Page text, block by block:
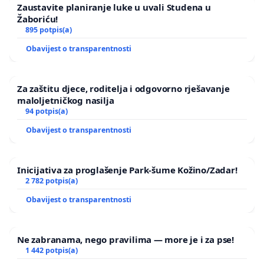
Zaustavite planiranje luke u uvali Studena u
Žaboriću!
895 potpis(a)
Obavijest o transparentnosti
Za zaštitu djece, roditelja i odgovorno rješavanje
maloljetničkog nasilja
94 potpis(a)
Obavijest o transparentnosti
Inicijativa za proglašenje Park-šume Kožino/Zadar!
2 782 potpis(a)
Obavijest o transparentnosti
Ne zabranama, nego pravilima — more je i za pse!
1 442 potpis(a)